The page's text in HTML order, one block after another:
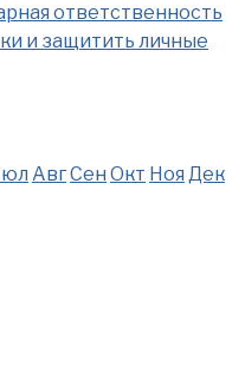
ответственность
и защитить личные
АвгСен Окт Ноя Дек